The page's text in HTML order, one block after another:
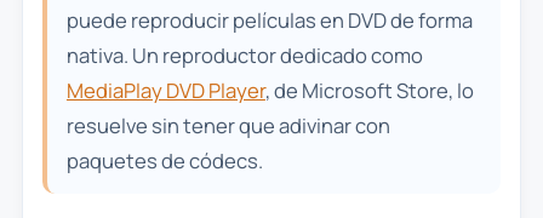
puede reproducir películas en DVD de forma
nativa. Un reproductor dedicado como
MediaPlay DVD Player, de Microsoft Store, lo
resuelve sin tener que adivinar con
paquetes de códecs.